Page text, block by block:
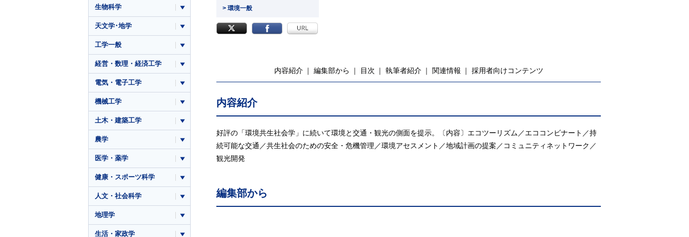
> 環境一般
内容紹介 編集部から 目次 執筆者紹介 関連情報 採用者向けコンテンツ
内容紹介
好評の「環境共生社会学」に続いて環境と交通・観光の側面を提示。〔内容〕エコツーリズム／エココンビナート／持
続可能な交通／共生社会のための安全・危機管理／環境アセスメント／地域計画の提案／コミュニティネットワーク／
観光開発
編集部から
生物科学
天文学･地学
工学一般
経営・数理・経済工学
電気・電子工学
機械工学
土木・建築工学
農学
医学・薬学
健康・スポーツ科学
人文・社会科学
地理学
生活・家政学